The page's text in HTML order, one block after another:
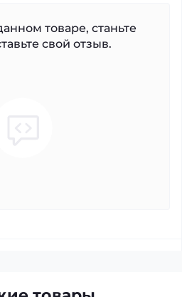
товаре, станьте
свой отзыв.